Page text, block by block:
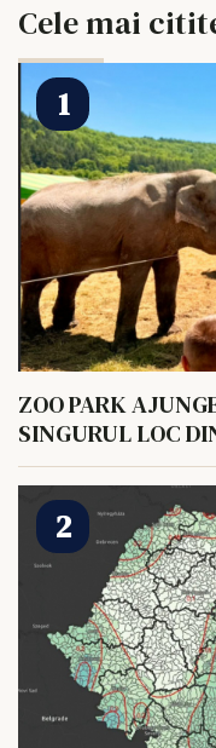
Cele mai
ZOO PARK
SINGURUL LOC
HRANI UN